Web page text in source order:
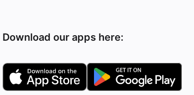
Download our apps here: